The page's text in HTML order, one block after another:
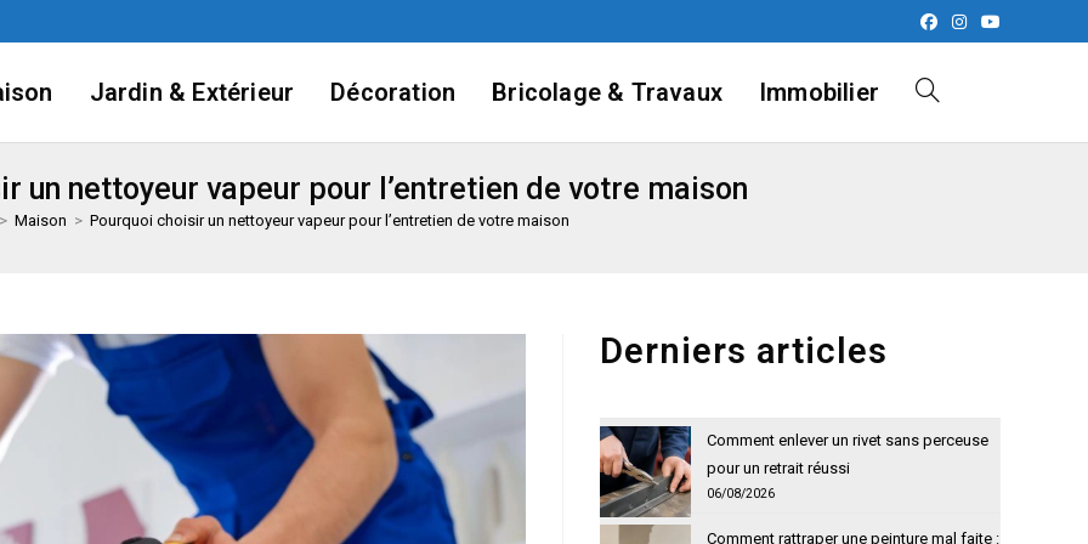
Jardin & Extérieur Décoration Bricolage & Travaux Immobilier Toggle
un nettoyeur vapeur pour l’entretien de votre maison
> Maison > Pourquoi choisir un nettoyeur vapeur pour l’entretien de votre maison
Derniers articles
Comment enlever un rivet sans perceuse
pour un retrait réussi
06/08/2026
Comment rattraper une peinture mal faite :